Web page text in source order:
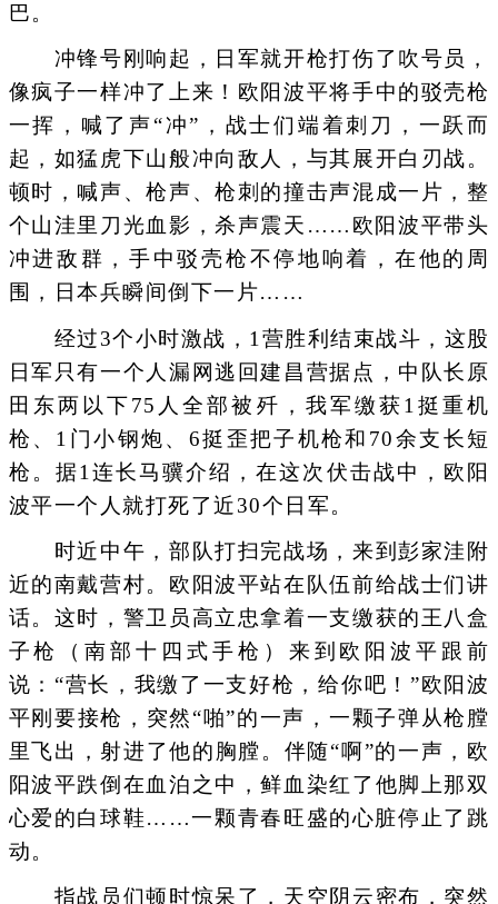
巴。
冲锋号刚响起，日军就开枪打伤了吹号员，
像疯子一样冲了上来！欧阳波平将手中的驳壳枪
一挥，喊了声“冲”，战士们端着刺刀，一跃而
起，如猛虎下山般冲向敌人，与其展开白刃战。
顿时，喊声、枪声、枪刺的撞击声混成一片，整
个山洼里刀光血影，杀声震天……欧阳波平带头
冲进敌群，手中驳壳枪不停地响着，在他的周
围，日本兵瞬间倒下一片……
经过3个小时激战，1营胜利结束战斗，这股
日军只有一个人漏网逃回建昌营据点，中队长原
田东两以下75人全部被歼，我军缴获1挺重机
枪、1门小钢炮、6挺歪把子机枪和70余支长短
枪。据1连长马骥介绍，在这次伏击战中，欧阳
波平一个人就打死了近30个日军。
时近中午，部队打扫完战场，来到彭家洼附
近的南戴营村。欧阳波平站在队伍前给战士们讲
话。这时，警卫员高立忠拿着一支缴获的王八盒
子枪（南部十四式手枪）来到欧阳波平跟前
说：“营长，我缴了一支好枪，给你吧！”欧阳波
平刚要接枪，突然“啪”的一声，一颗子弹从枪膛
里飞出，射进了他的胸膛。伴随“啊”的一声，欧
阳波平跌倒在血泊之中，鲜血染红了他脚上那双
心爱的白球鞋……一颗青春旺盛的心脏停止了跳
动。
指战员们顿时惊呆了，天空阴云密布，突然